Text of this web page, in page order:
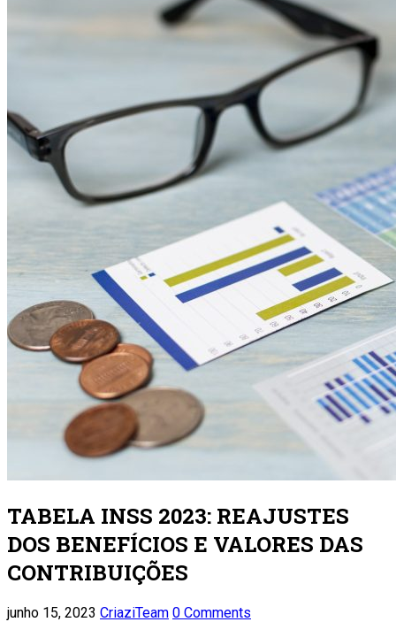
TABELA INSS 2023: REAJUSTES
DOS BENEFÍCIOS E VALORES DAS
CONTRIBUIÇÕES
junho 15, 2023 CriaziTeam 0 Comments